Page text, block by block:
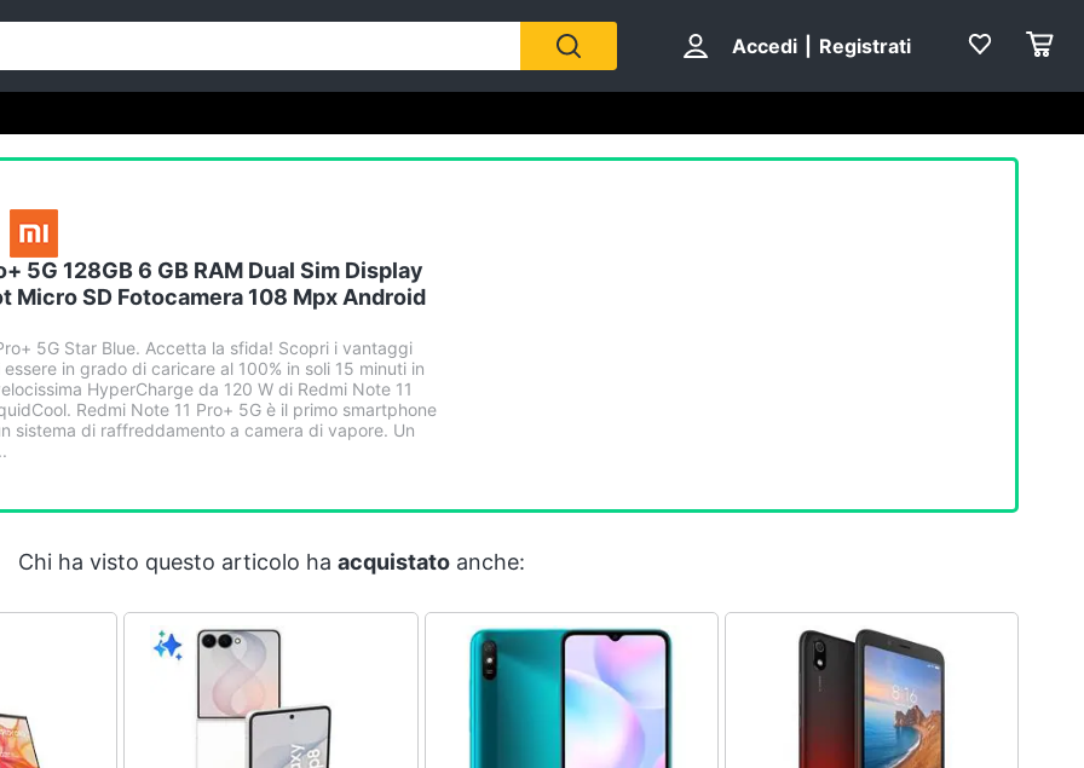
Accedi Registrati
5G 128GB 6 GB RAM Dual Sim Display
Micro SD Fotocamera 108 Mpx Android
5G Star Blue. Accetta la sfida! Scopri i vantaggi
in grado di caricare al 100% in soli 15 minuti in
HyperCharge da 120 W di Redmi Note 11
Redmi Note 11 Pro+ 5G è il primo smartphone
sistema di raffreddamento a camera di vapore. Un
Chi ha visto questo articolo ha acquistatoanche: